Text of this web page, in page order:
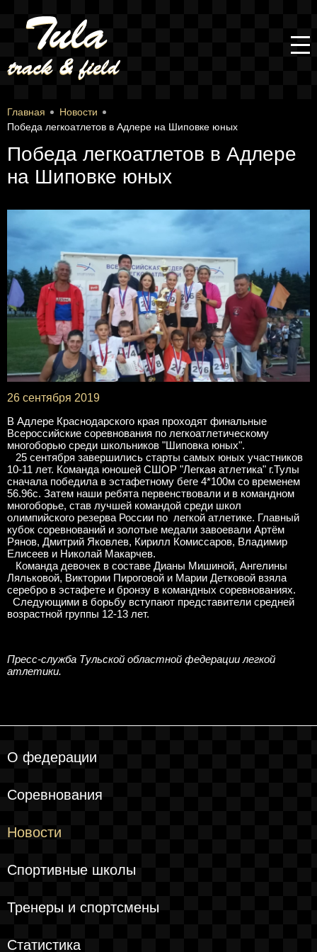
Главная
Новости
Победа легкоатлетов в Адлере на Шиповке юных
Победа легкоатлетов в Адлере
на Шиповке юных
26 сентября 2019
В Адлере Краснодарского края проходят финальные
Всероссийские соревнования по легкоатлетическому
многоборью среди школьников "Шиповка юных".
25 сентября завершились старты самых юных участников
10-11 лет. Команда юношей СШОР "Легкая атлетика" г.Тулы
сначала победила в эстафетному беге 4*100м со временем
56.96с. Затем наши ребята первенствовали и в командном
многоборье, став лучшей командой среди школ
олимпийского резерва России по легкой атлетике. Главный
кубок соревнований и золотые медали завоевали Артём
Рянов, Дмитрий Яковлев, Кирилл Комиссаров, Владимир
Елисеев и Николай Макарчев.
Команда девочек в составе Дианы Мишиной, Ангелины
Ляльковой, Виктории Пироговой и Марии Детковой взяла
серебро в эстафете и бронзу в командных соревнованиях.
Следующими в борьбу вступают представители средней
возрастной группы 12-13 лет.
Пресс-служба Тульской областной федерации легкой
атлетики.
О федерации
Соревнования
Новости
Спортивные школы
Тренеры и спортсмены
Статистика